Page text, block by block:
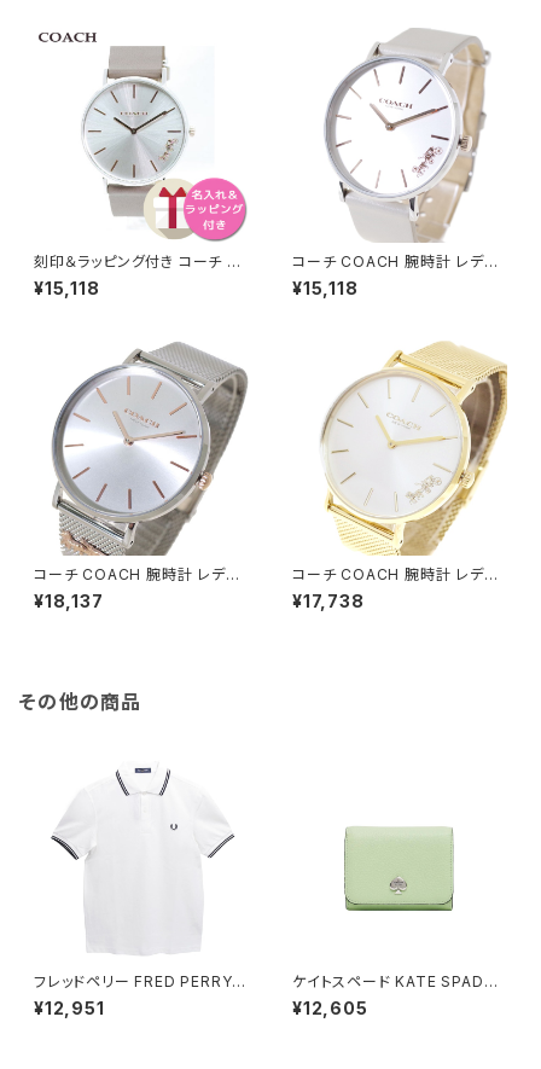
刻印＆ラッピング付き コーチ C
OACH 腕時計 レディース 145
03119 PERRY クォーツ シルバ
¥15,118
コーチ COACH 腕時計 レディ
ース 14503116 ペリー PERRY
クォーツ シルバー ライトグレー
¥15,118
コーチ COACH 腕時計 レディ
ース 14503336 ペリー PERR
Y クォーツ シルバー
¥18,137
コーチ COACH 腕時計 レディ
ース 14503125 ペリー PERRY
クォーツ メタリックホワイト ゴ
¥17,738
その他の商品
フレッドペリー FRED PERRY T
he Fred Perry Shirt M3600
ポロシャツ M3600-200-WHI
¥12,951
ケイトスペード KATE SPADE
ケイラ スモール Lジップ ウォレ
ット 二つ折り財布 kk056-306
¥12,605